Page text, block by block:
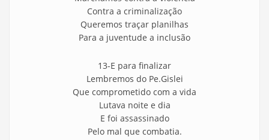
Contra a criminalização
Queremos traçar planilhas
Para a juventude a inclusão
13-E para finalizar
Lembremos do Pe.Gislei
Que comprometido com a vida
Lutava noite e dia
E foi assassinado
Pelo mal que combatia.